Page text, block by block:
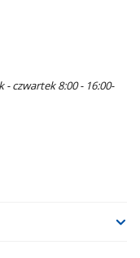
- czwartek 8:00 - 16:00-